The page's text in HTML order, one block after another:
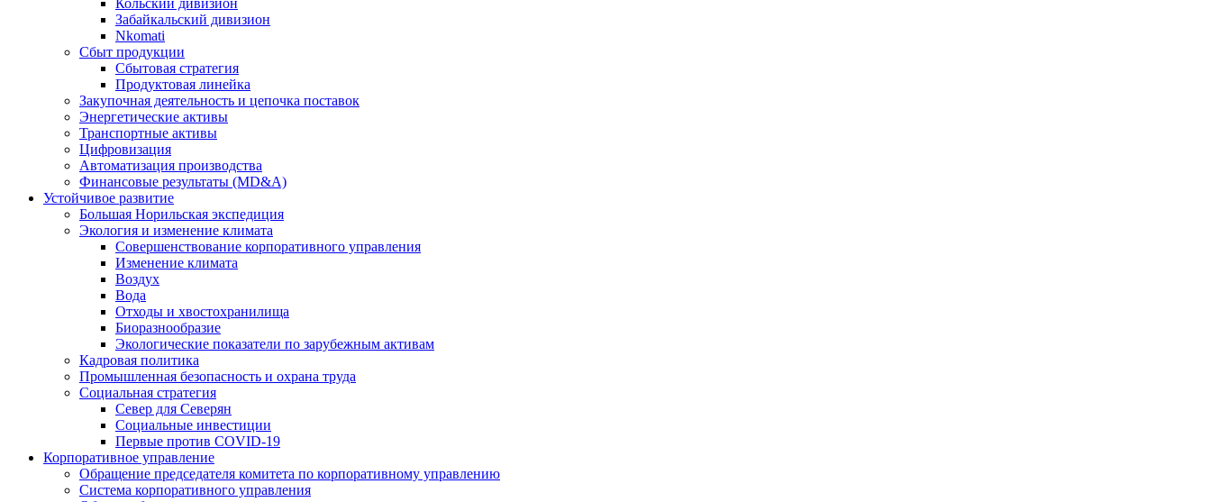
Кольский дивизион
Забайкальский дивизион
Nkomati
Сбыт продукции
Сбытовая стратегия
Продуктовая линейка
Закупочная деятельность и цепочка поставок
Энергетические активы
Транспортные активы
Цифровизация
Автоматизация производства
Финансовые результаты (MD&A)
Устойчивое развитие
Большая Норильская экспедиция
Экология и изменение климата
Совершенствование корпоративного управления
Изменение климата
Воздух
Вода
Отходы и хвостохранилища
Биоразнообразие
Экологические показатели по зарубежным активам
Кадровая политика
Промышленная безопасность и охрана труда
Социальная стратегия
Север для Северян
Социальные инвестиции
Первые против COVID‑19
Корпоративное управление
Обращение председателя комитета по корпоративному управлению
Система корпоративного управления